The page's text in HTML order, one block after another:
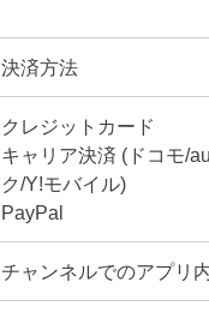
決済方法
クレジットカード
キャリア決済 (ドコモ/
ク/Y!モバイル)
PayPal
チャンネルでのアプリ